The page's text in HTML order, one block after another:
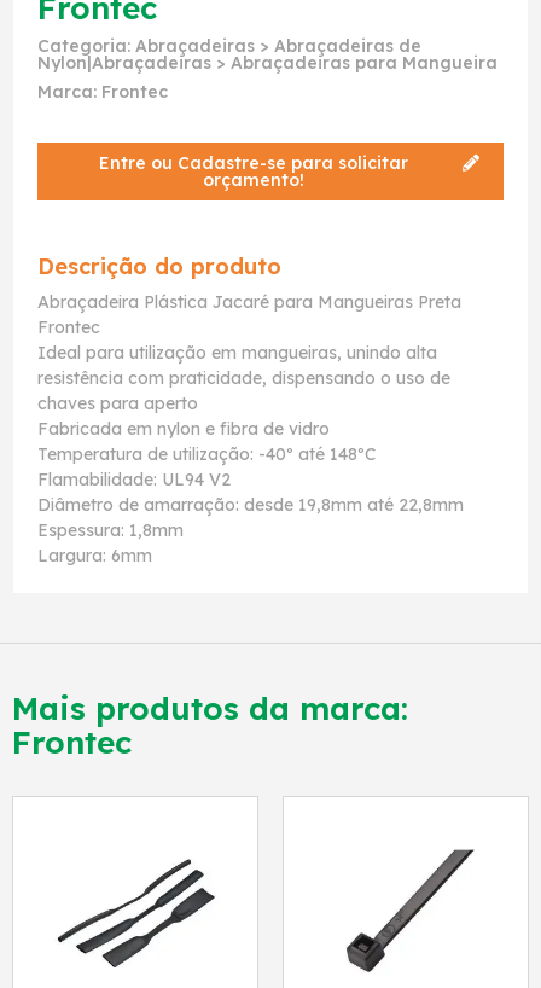
Categoria: Abraçadeiras > Abraçadeiras de
Nylon|Abraçadeiras > Abraçadeiras para Mangueira
Marca: Frontec
Entre ou Cadastre-se para solicitar
orçamento!
Descrição do produto
Abraçadeira Plástica Jacaré para Mangueiras Preta
Frontec
Ideal para utilização em mangueiras, unindo alta
resistência com praticidade, dispensando o uso de
chaves para aperto
Fabricada em nylon e fibra de vidro
Temperatura de utilização: -40º até 148ºC
Flamabilidade: UL94 V2
Diâmetro de amarração: desde 19,8mm até 22,8mm
Espessura: 1,8mm
Largura: 6mm
Mais produtos da marca:
Frontec